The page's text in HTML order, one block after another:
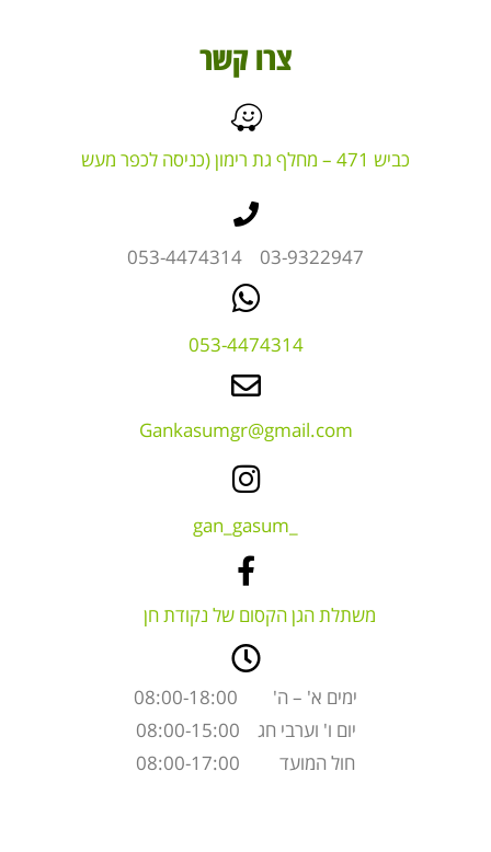
צרו קשר
כביש 471 – מחלף גת רימון (כניסה לכפר מעש
03-9322947 053-4474314
053-4474314
Gankasumgr@gmail.com
משתלת הגן הקסום של נקודת חן
ימים א' – ה' 08:00-18:00
יום ו' וערבי חג 08:00-15:00
חול המועד 08:00-17:00